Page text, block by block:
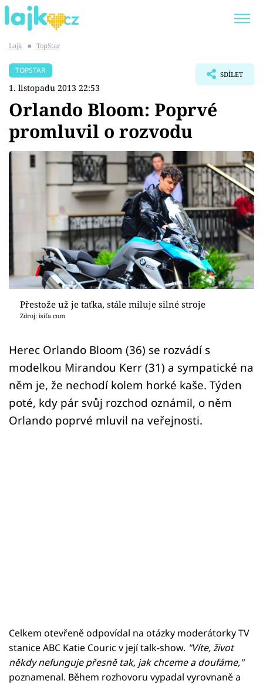
SHOPAHOLICADEL
Témata
Showbyznys
Youtubeři
Virály
Sex a vztahy
Videa
Sledujte prima+
Přihlášení
Sledujte nás
Lajk ■ TopStar
TOPSTAR
1. listopadu 2013 22:53
SDÍLET
Orlando Bloom: Poprvé
promluvil o rozvodu
Přestože už je taťka, stále miluje silné stroje
Zdroj: isifa.com
Herec Orlando Bloom (36) se rozvádí s
modelkou Mirandou Kerr (31) a sympatické na
něm je, že nechodí kolem horké kaše. Týden
poté, kdy pár svůj rozchod oznámil, o něm
Orlando poprvé mluvil na veřejnosti.
Celkem otevřeně odpovídal na otázky moderátorky TV
stanice ABC Katie Couric v její talk-show. "Víte, život
někdy nefunguje přesně tak, jak chceme a doufáme,"
poznamenal. Během rozhovoru vypadal vyrovnaně a